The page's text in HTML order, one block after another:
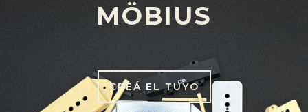
MÖBIUS
CREÁ EL TUYO